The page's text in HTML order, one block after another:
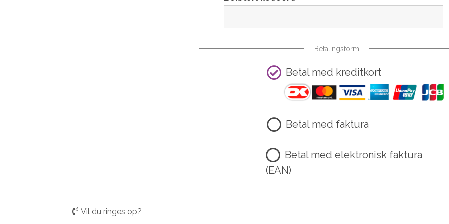
Betalingsform
Betal med kreditkort
Betal med faktura
Betal med elektronisk faktura
(EAN)
Vil du ringes op?